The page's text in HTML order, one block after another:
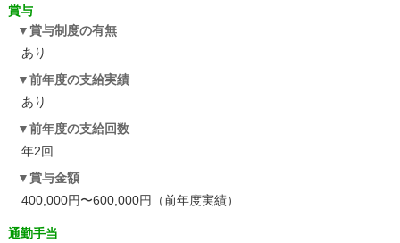
賞与
賞与制度の有無
あり
前年度の支給実績
あり
前年度の支給回数
年2回
賞与金額
400,000円〜600,000円（前年度実績）
通勤手当